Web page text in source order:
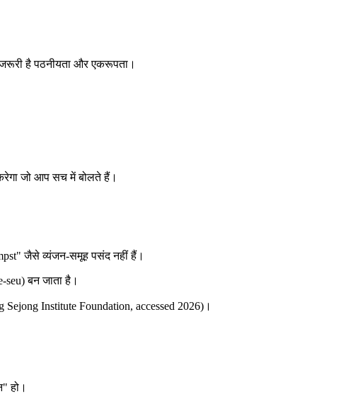
है पठनीयता और एकरूपता।
जो आप सच में बोलते हैं।
जैसे व्यंजन-समूह पसंद नहीं हैं।
बन जाता है।
Institute Foundation, accessed 2026)।
हो।